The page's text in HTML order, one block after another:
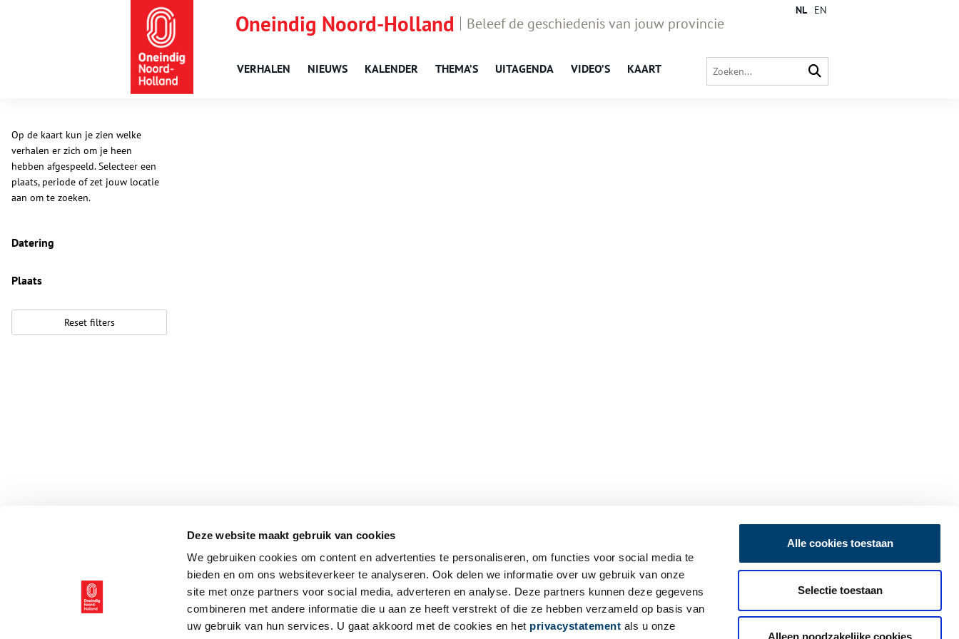
Deze website maakt gebruik van cookies
We gebruiken cookies om content en advertenties te personaliseren, om functies voor social media te
bieden en om ons websiteverkeer te analyseren. Ook delen we informatie over uw gebruik van onze
site met onze partners voor social media, adverteren en analyse. Deze partners kunnen deze gegevens
combineren met andere informatie die u aan ze heeft verstrekt of die ze hebben verzameld op basis van
uw gebruik van hun services. U gaat akkoord met de cookies en het privacystatement als u onze
Alle cookies toestaan
Selectie toestaan
Alleen noodzakelijke cookies
Oneindig Noord-Holland Beleef de geschiedenis van jouw provincie
VERHALEN NIEUWS KALENDER THEMA’S UITAGENDA VIDEO’S KAART
NL EN
Op de kaart kun je zien welke
verhalen er zich om je heen
hebben afgespeeld. Selecteer een
plaats, periode of zet jouw locatie
aan om te zoeken.
Datering
Plaats
Reset filters